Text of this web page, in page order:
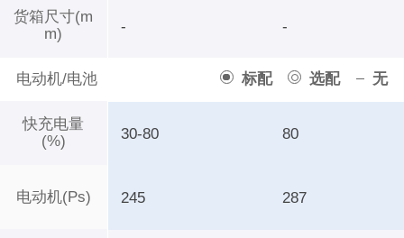
货箱尺寸(m
m)
电动机/电池 标配 选配 无
快充电量
(%)
电动机(Ps)
- -
30-80 80
245 287